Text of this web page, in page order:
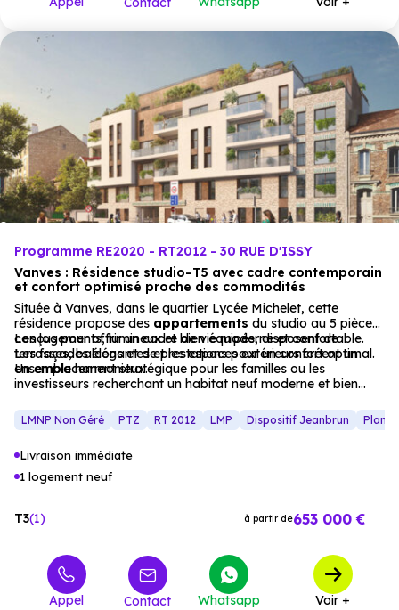
Programme RE2020 - RT2012 - 30 RUE D'ISSY
Vanves : Résidence studio–T5 avec cadre contemporain
et confort optimisé proche des commodités
Située à Vanves, dans le quartier Lycée Michelet, cette
résidence propose des appartements du studio au 5 pièces,
conçus pour offrir un cadre de vie moderne et confortable.
Les façades élégantes et les espaces extérieurs créent un
ensemble harmonieux.
Les logements, lumineux et bien équipés, disposent de
terrasses, balcons et de prestations pour un confort optimal.
Un emplacement stratégique pour les familles ou les
investisseurs recherchant un habitat neuf moderne et bien
LMNP Non Géré PTZ RT 2012 LMP Dispositif Jeanbrun Plan
Livraison immédiate
1 logement neuf
T3 1 à partir de653 000 €
Appel Contact Whatsapp Voir +